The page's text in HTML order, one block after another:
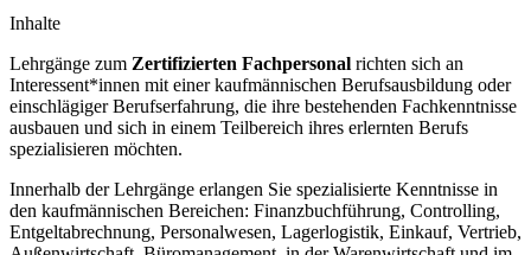
Inhalte
Lehrgänge zum Zertifizierten Fachpersonal richten sich an
Interessent*innen mit einer kaufmännischen Berufsausbildung oder
einschlägiger Berufserfahrung, die ihre bestehenden Fachkenntnisse
ausbauen und sich in einem Teilbereich ihres erlernten Berufs
spezialisieren möchten.
Innerhalb der Lehrgänge erlangen Sie spezialisierte Kenntnisse in
den kaufmännischen Bereichen: Finanzbuchführung, Controlling,
Entgeltabrechnung, Personalwesen, Lagerlogistik, Einkauf, Vertrieb,